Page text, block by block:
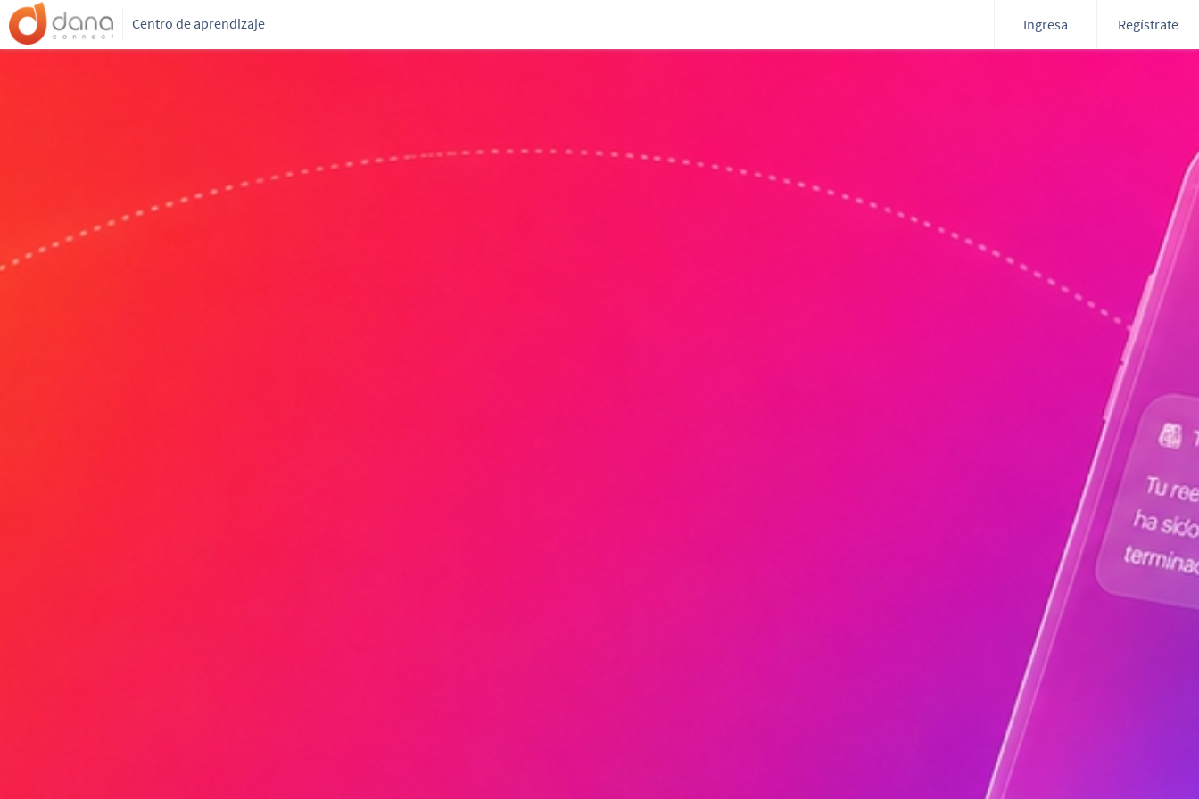
Centro de aprendizaje Ingresa Regístrate